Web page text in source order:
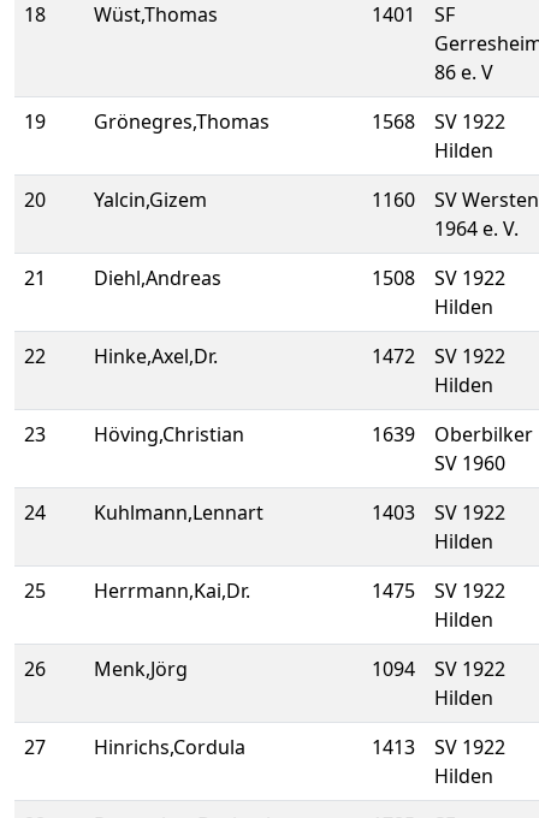
18
Wüst,Thomas 1401
SF
86 e. V
19
Grönegres,Thomas 1568
SV 1922
Hilden
20
Yalcin,Gizem 1160
SV Wersten
1964 e. V.
21
Diehl,Andreas 1508
SV 1922
Hilden
22
Hinke,Axel,Dr. 1472
SV 1922
Hilden
23
Höving,Christian 1639
Oberbilker
SV 1960
24
Kuhlmann,Lennart 1403
SV 1922
Hilden
25
Herrmann,Kai,Dr. 1475
SV 1922
Hilden
26
Menk,Jörg 1094
SV 1922
Hilden
27
Hinrichs,Cordula 1413
SV 1922
Hilden